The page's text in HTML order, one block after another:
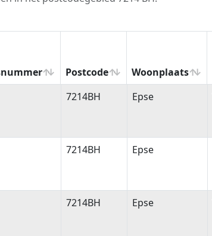
Postcode Woonplaats
Postcode Woonplaats
7214BH Epse
7214BH Epse
7214BH Epse